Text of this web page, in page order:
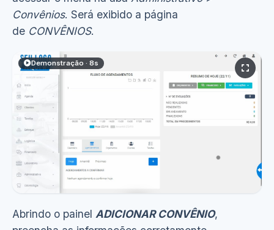
Convênios. Será exibido a página
de CONVÊNIOS.
Demonstração · 8s
Abrindo o painel ADICIONAR CONVÊNIO,